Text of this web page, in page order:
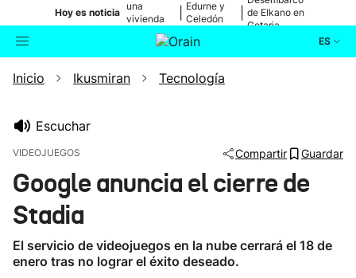
Hoy es noticia
una
vivienda
de Bilbao
Edurne y
Celedón
de Elkano en
Getaria
ES
Buscador Actualidad
Eguraldia
Inicio Ikusmiran Tecnología
Escuchar
VIDEOJUEGOS Compartir Guardar
Google anuncia el cierre de
Stadia
El servicio de videojuegos en la nube cerrará el 18 de
enero tras no lograr el éxito deseado.